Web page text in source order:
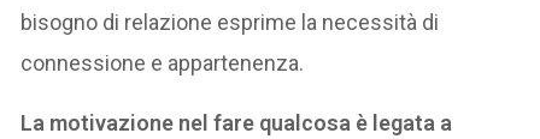
bisogno di relazione esprime la necessità di
connessione e appartenenza.
La motivazione nel fare qualcosa è legata a